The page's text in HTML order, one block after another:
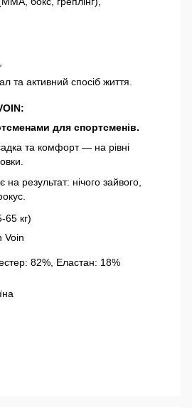
та активний спосіб життя.
для спортсменів.
та комфорт — на рівні
результат: нічого зайвого,
65 кг)
Voin
82%, Еластан: 18%